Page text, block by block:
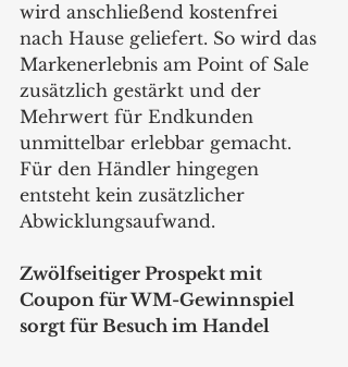
wird anschließend kostenfrei
nach Hause geliefert. So wird das
Markenerlebnis am Point of Sale
zusätzlich gestärkt und der
Mehrwert für Endkunden
unmittelbar erlebbar gemacht.
Für den Händler hingegen
entsteht kein zusätzlicher
Abwicklungsaufwand.
Zwölfseitiger Prospekt mit
Coupon für WM-Gewinnspiel
sorgt für Besuch im Handel